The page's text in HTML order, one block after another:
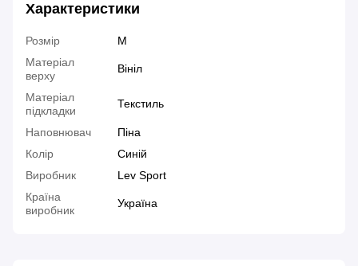
Характеристики
Розмір
M
Матеріал
верху
Вініл
Матеріал
підкладки
Текстиль
Наповнювач
Піна
Колір
Синій
Виробник
Lev Sport
Країна
виробник
Україна